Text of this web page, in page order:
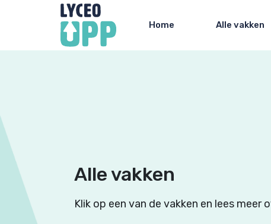
Home Alle vakken
Alle vakken
Klik op een van de vakken en lees meer